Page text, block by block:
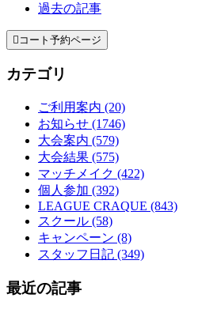
過去の記事
 コート予約ページ
カテゴリ
ご利用案内 (20)
お知らせ (1746)
大会案内 (579)
大会結果 (575)
マッチメイク (422)
個人参加 (392)
LEAGUE CRAQUE (843)
スクール (58)
キャンペーン (8)
スタッフ日記 (349)
最近の記事